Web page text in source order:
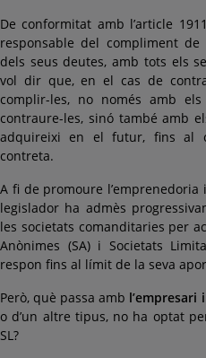
De conformitat amb l’article
responsable del compliment
dels seus deutes, amb tots els
vol dir que, en el cas de
complir-les, no només amb
contraure-les, sinó també amb
adquireixi en el futur, fins al
contreta.
A fi de promoure l’emprenedoria
legislador ha admès
les societats comanditaries per
Anònimes (SA) i Societats
respon fins al límit de la seva
Però, què passa amb l’empresari
o d’un altre tipus, no ha optat
SL?